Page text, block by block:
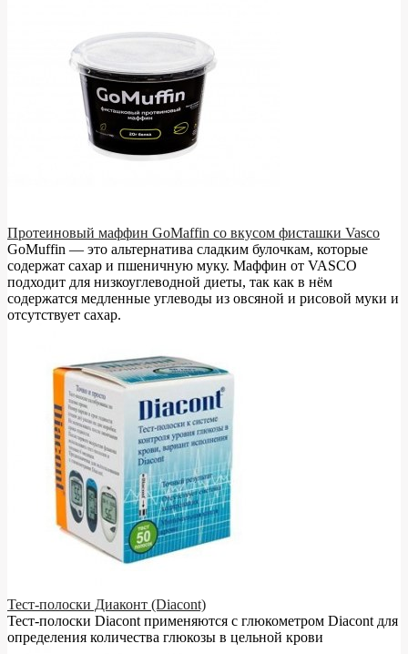
Протеиновый маффин GoMaffin со вкусом фисташки Vasco
GoMuffin — это альтернатива сладким булочкам, которые
содержат сахар и пшеничную муку. Маффин от VASCO
подходит для низкоуглеводной диеты, так как в нём
содержатся медленные углеводы из овсяной и рисовой муки и
отсутствует сахар.
Тест-полоски Диаконт (Diacont)
Тест-полоски Diacont применяются с глюкометром Diacont для
определения количества глюкозы в цельной крови